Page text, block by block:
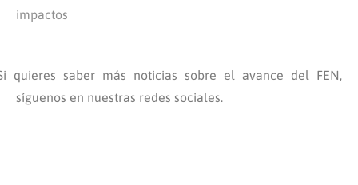
impactos
quieres saber más noticias sobre el avance del FEN,
síguenos en nuestras redes sociales.